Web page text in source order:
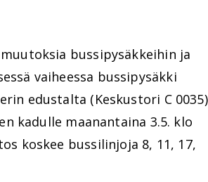
bussipysäkkeihin ja
vaiheessa bussipysäkki
edustalta (Keskustori C 0035)
kadulle maanantaina 3.5. klo
koskee bussilinjoja 8, 11, 17,